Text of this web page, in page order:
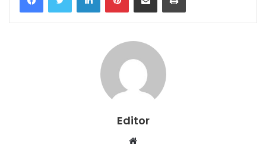
Editor
Website